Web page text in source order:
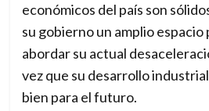
económicos del país son
su gobierno un amplio espacio
abordar su actual
vez que su desarrollo
bien para el futuro.